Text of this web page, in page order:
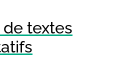
textes